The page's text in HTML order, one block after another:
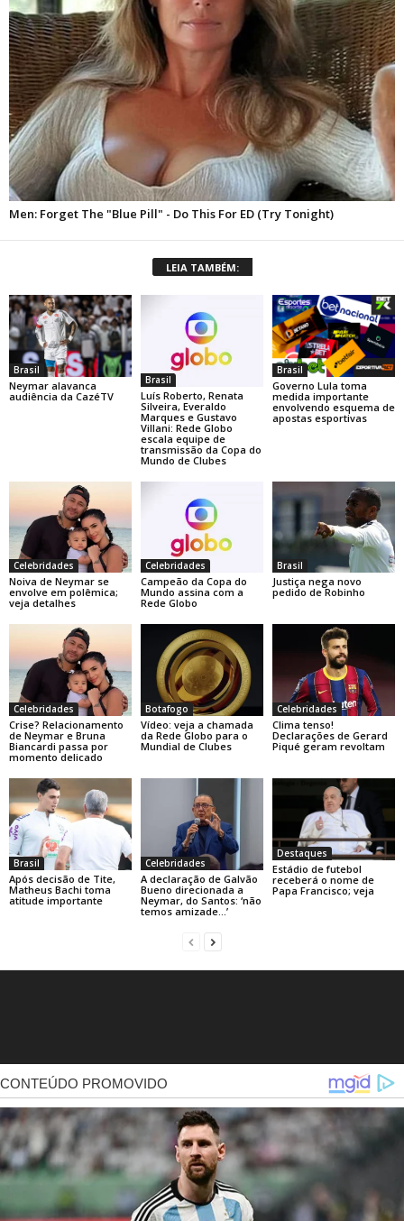
LEIA TAMBÉM:
Brasil
Neymar alavanca
audiência da CazéTV
Brasil
Luís Roberto, Renata
Silveira, Everaldo
Marques e Gustavo
Villani: Rede Globo
escala equipe de
transmissão da Copa do
Mundo de Clubes
Brasil
Governo Lula toma
medida importante
envolvendo esquema de
apostas esportivas
Celebridades
Noiva de Neymar se
envolve em polêmica;
veja detalhes
Celebridades
Campeão da Copa do
Mundo assina com a
Rede Globo
Brasil
Justiça nega novo
pedido de Robinho
Celebridades
Crise? Relacionamento
de Neymar e Bruna
Biancardi passa por
momento delicado
Botafogo
Vídeo: veja a chamada
da Rede Globo para o
Mundial de Clubes
Celebridades
Clima tenso!
Declarações de Gerard
Piqué geram revoltam
Brasil
Após decisão de Tite,
Matheus Bachi toma
atitude importante
Celebridades
A declaração de Galvão
Bueno direcionada a
Neymar, do Santos: ‘não
temos amizade…’
Destaques
Estádio de futebol
receberá o nome de
Papa Francisco; veja